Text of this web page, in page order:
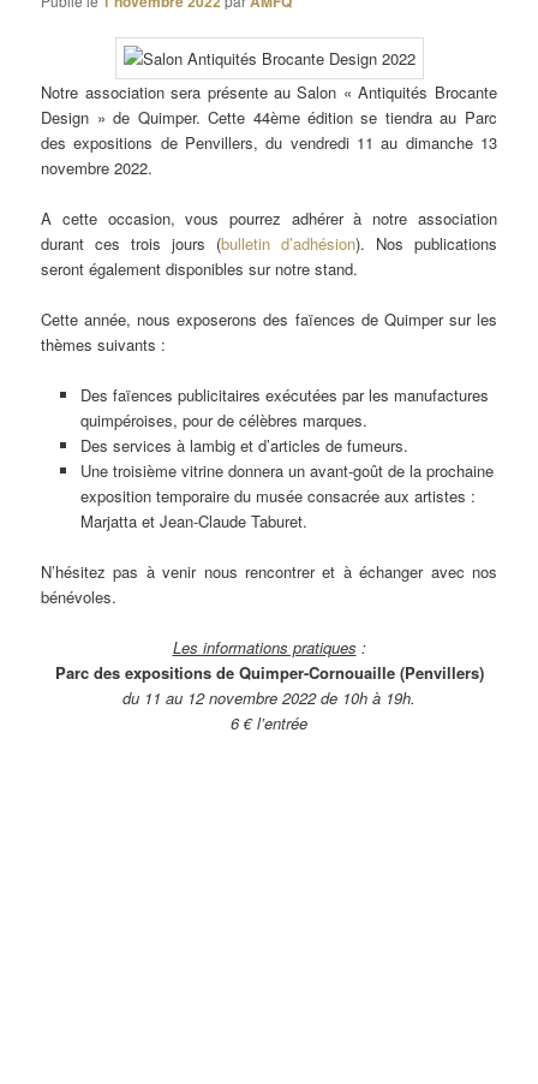
Notre association sera présente au Salon « Antiquités Brocante
Design » de Quimper. Cette 44ème édition se tiendra au Parc
des expositions de Penvillers, du vendredi 11 au dimanche 13
novembre 2022.
A cette occasion, vous pourrez adhérer à notre association
durant ces trois jours (bulletin d’adhésion). Nos publications
seront également disponibles sur notre stand.
Cette année, nous exposerons des faïences de Quimper sur les
thèmes suivants :
Des faïences publicitaires exécutées par les manufactures
quimpéroises, pour de célèbres marques.
Des services à lambig et d’articles de fumeurs.
Une troisième vitrine donnera un avant-goût de la prochaine
exposition temporaire du musée consacrée aux artistes :
Marjatta et Jean-Claude Taburet.
N’hésitez pas à venir nous rencontrer et à échanger avec nos
bénévoles.
Les informations pratiques :
Parc des expositions de Quimper-Cornouaille (Penvillers)
du 11 au 12 novembre 2022 de 10h à 19h.
6 € l’entrée